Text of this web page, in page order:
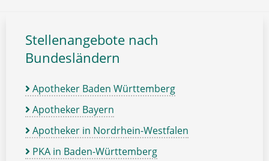
Stellenangebote nach
Bundesländern
Apotheker Baden Württemberg
Apotheker Bayern
Apotheker in Nordrhein-Westfalen
PKA in Baden-Württemberg